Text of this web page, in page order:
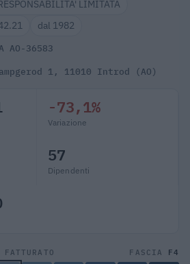
LIMITATA
dal 1982
AO-36583
1, 11010 Introd (AO)
-73,1%
Variazione
57
Dipendenti
FASCIA F4